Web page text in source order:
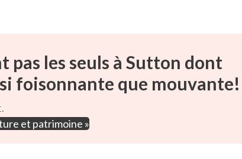
pas les seuls à Sutton dont
foisonnante que mouvante!
et patrimoine »